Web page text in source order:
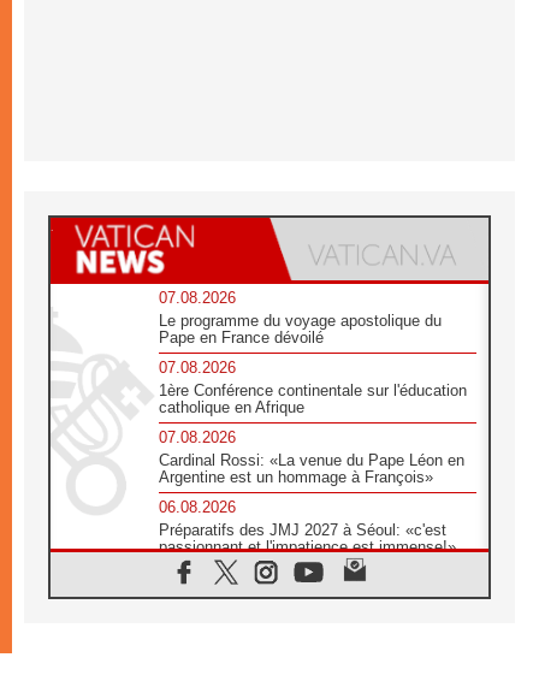
07.08.2026
Le programme du voyage apostolique du
Pape en France dévoilé
07.08.2026
1ère Conférence continentale sur l'éducation
catholique en Afrique
07.08.2026
Cardinal Rossi: «La venue du Pape Léon en
Argentine est un hommage à François»
06.08.2026
Préparatifs des JMJ 2027 à Séoul: «c'est
passionnant et l'impatience est immense!»
06.08.2026
Chrétiens et confucéens: respect et sagesse